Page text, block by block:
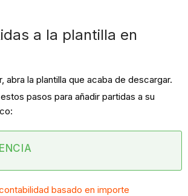
a la plantilla en
abra la plantilla que acaba de descargar.
pasos para añadir partidas a su
basado en importe